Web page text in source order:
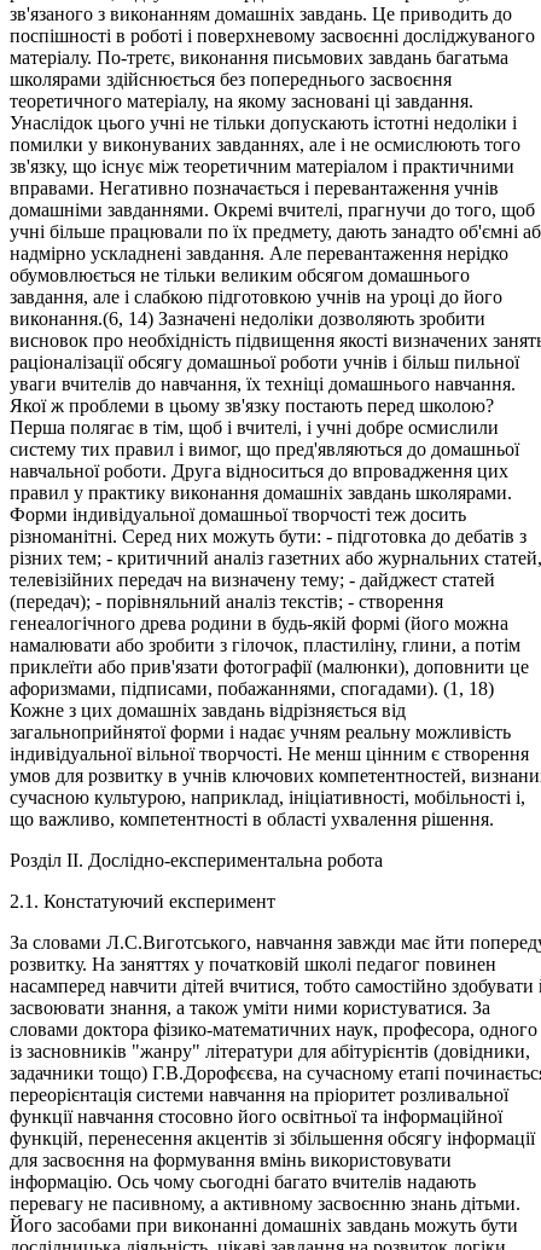
Розділ ІІ. Дослідно-експериментальна робота
2.1. Констатуючий експеримент
За словами Л.С.Виготського, навчання завжди має йти
розвитку. На заняттях у початковій школі педагог повинен
насамперед навчити дітей вчитися, тобто самостійно здобувати
засвоювати знання, а також уміти ними користуватися. За
словами доктора фізико-математичних наук, професора, одного
із засновників "жанру" літератури для абітурієнтів (довідники,
задачники тощо) Г.В.Дорофєєва, на сучасному етапі
переорієнтація системи навчання на пріоритет розливальної
функції навчання стосовно його освітньої та інформаційної
функцій, перенесення акцентів зі збільшення обсягу інформації
для засвоєння на формування вмінь використовувати
інформацію. Ось чому сьогодні багато вчителів надають
перевагу не пасивному, а активному засвоєнню знань дітьми.
Його засобами при виконанні домашніх завдань можуть бути